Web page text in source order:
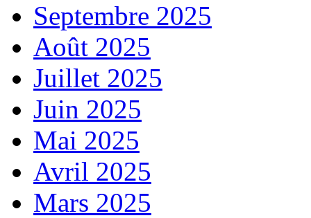
Septembre 2025
Août 2025
Juillet 2025
Juin 2025
Mai 2025
Avril 2025
Mars 2025